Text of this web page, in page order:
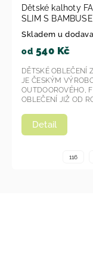
- SOFTSHELL
KAL 1001 2023
ZNAČKA FANTOM
A SPORTOVNÍHO
Zakládá si...